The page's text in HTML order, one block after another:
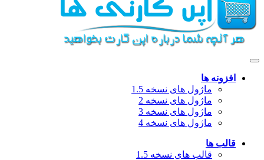
افزونه ها
ماژول های نسخه 1.5
ماژول های نسخه 2
ماژول های نسخه 3
ماژول های نسخه 4
قالب ها
قالب های نسخه 1.5